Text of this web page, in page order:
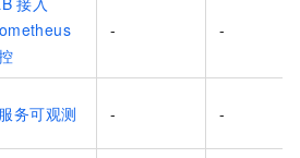
- -
务可观测 - -